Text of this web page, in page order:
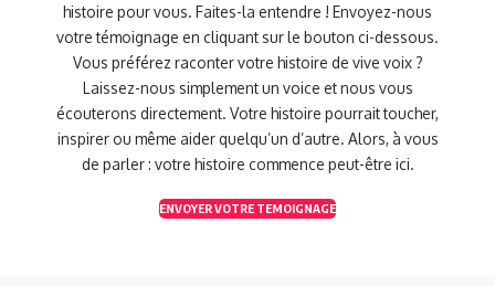
histoire pour vous. Faites-la entendre ! Envoyez-nous
votre témoignage en cliquant sur le bouton ci-dessous.
Vous préférez raconter votre histoire de vive voix ?
Laissez-nous simplement un voice et nous vous
écouterons directement. Votre histoire pourrait toucher,
inspirer ou même aider quelqu’un d’autre. Alors, à vous
de parler : votre histoire commence peut-être ici.
ENVOYER VOTRE TEMOIGNAGE